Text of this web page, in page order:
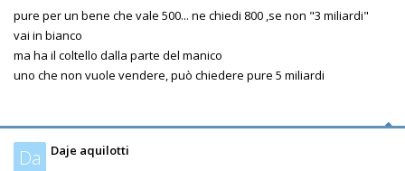
pure per un bene che vale 500... ne chiedi 800 ,se non "3 miliardi"
vai in bianco
ma ha il coltello dalla parte del manico
uno che non vuole vendere, può chiedere pure 5 miliardi
Da Daje aquilotti